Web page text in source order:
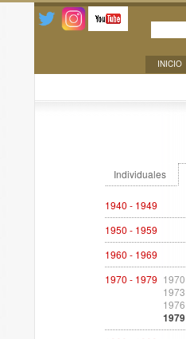
INICIO
Individuales
1940 - 1949
1950 - 1959
1960 - 1969
1970 - 1979 1970
1973
1976
1979